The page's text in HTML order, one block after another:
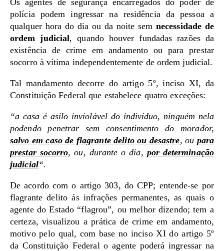
Os agentes de segurança encarregados do poder de
polícia podem ingressar na residência da pessoa a
qualquer hora do dia ou da noite sem necessidade de
ordem judicial, quando houver fundadas razões da
existência de crime em andamento ou para prestar
socorro à vítima independentemente de ordem judicial.
Tal mandamento decorre do artigo 5º, inciso XI, da
Constituição Federal que estabelece quatro exceções:
“a casa é asilo inviolável do indivíduo, ninguém nela
podendo penetrar sem consentimento do morador,
salvo em caso de flagrante delito ou desastre, ou para
prestar socorro, ou, durante o dia, por determinação
judicial“.
De acordo com o artigo 303, do CPP; entende-se por
flagrante delito ás infrações permanentes, as quais o
agente do Estado “flagrou”, ou melhor dizendo; tem a
certeza, visualizou a prática de crime em andamento,
motivo pelo qual, com base no inciso XI do artigo 5º
da Constituição Federal o agente poderá ingressar na